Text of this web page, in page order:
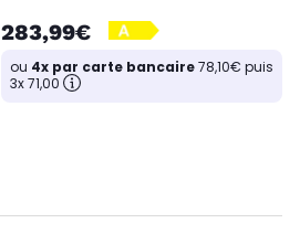
283,99€
ou 4x par carte bancaire78,10€ puis
3x 71,00